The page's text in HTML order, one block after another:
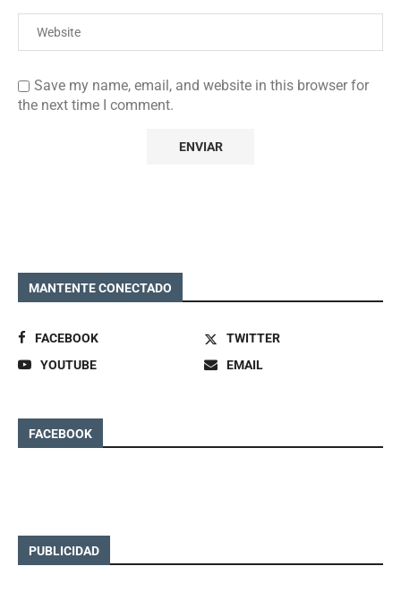
Save my name, email, and website in this browser for
the next time I comment.
MANTENTE CONECTADO
FACEBOOK
TWITTER
YOUTUBE
EMAIL
FACEBOOK
PUBLICIDAD